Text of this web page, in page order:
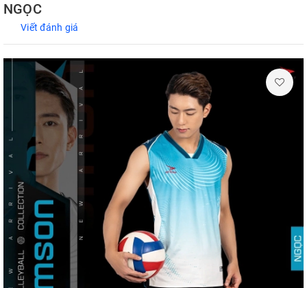
NGỌC
Viết đánh giá